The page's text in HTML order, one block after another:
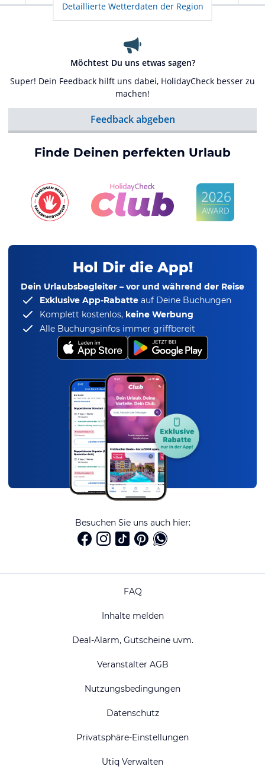
Detaillierte Wetterdaten der Region
Möchtest Du uns etwas sagen?
Super! Dein Feedback hilft uns dabei, HolidayCheck besser zu
machen!
Feedback abgeben
Finde Deinen perfekten Urlaub
Hol Dir die App!
Dein Urlaubsbegleiter – vor und während der Reise
Exklusive App-Rabatte auf Deine Buchungen
Komplett kostenlos, keine Werbung
Alle Buchungsinfos immer griffbereit
Besuchen Sie uns auch hier:
FAQ
Inhalte melden
Deal-Alarm, Gutscheine uvm.
Veranstalter AGB
Nutzungsbedingungen
Datenschutz
Privatsphäre-Einstellungen
Utiq Verwalten